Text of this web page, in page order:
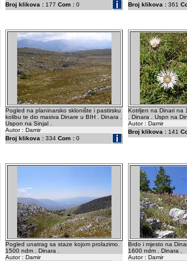
Broj klikova : 177 Com : 0
Broj klikova : 361
Pogled na planinarsko sklonište i pastirsku
kolibu te dio masiva Dinare u BIH . Dinara .
Uspon na Sinjal .
Autor : Damir
Broj klikova : 334 Com : 0
Kotrljen na Dinari na
. Dinara . Uspn na
Autor : Damir
Broj klikova : 141
Pogled unatrag sa staze kojom prolazimo.
1500 ndm . Dinara .
Autor : Damir
Brdo i mjesto na
1600 ndm . Dinara .
Autor : Damir